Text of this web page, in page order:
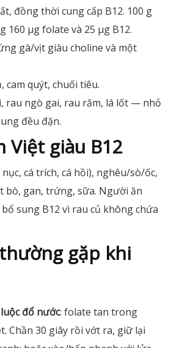
đồng thời cung cấp B12. 100 g
160 µg folate và 25 µg B12.
gà/vịt giàu choline và một
cam quýt, chuối tiêu.
rau ngò gai, rau răm, lá lốt — nhỏ
đều đặn.
Việt giàu B12
nục, cá trích, cá hồi), nghêu/sò/ốc,
bò, gan, trứng, sữa. Người ăn
bổ sung B12 vì rau củ không chứa
gặp khi
đổ nước: folate tan trong
Chần 30 giây rồi vớt ra, giữ lại